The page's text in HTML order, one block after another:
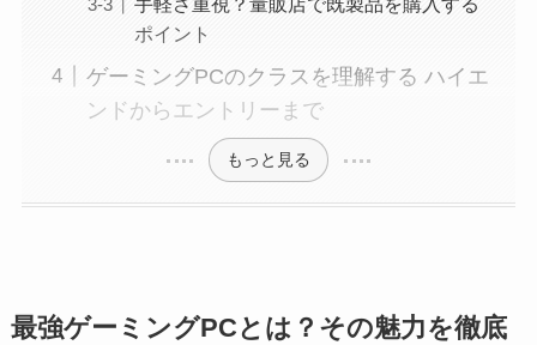
ポイント
ゲーミングPCのクラスを理解する ハイエ
ンドからエントリーまで
もっと見る
最強ゲーミングPCとは？その魅力を徹底